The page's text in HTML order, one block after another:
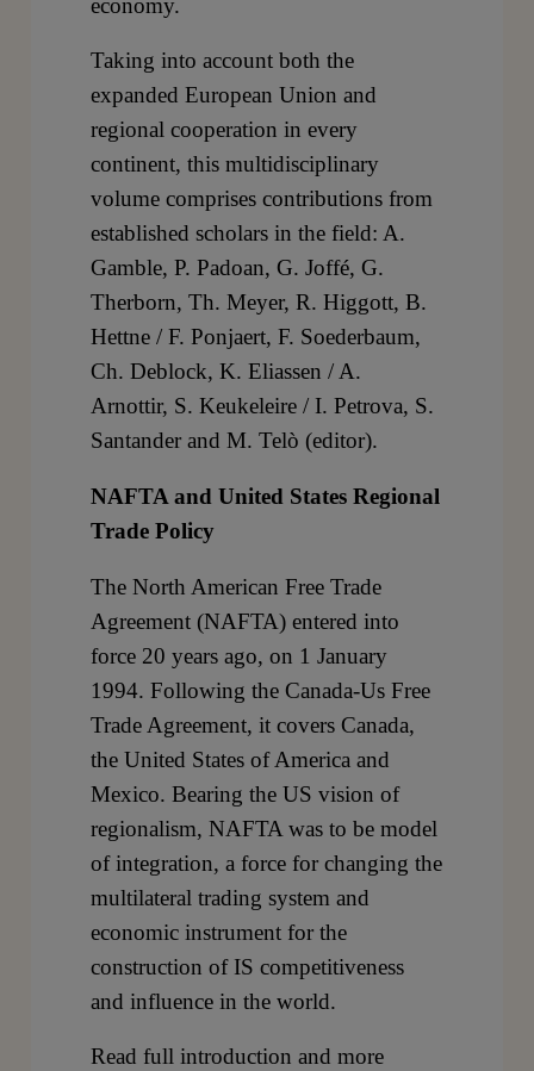
economy.
Taking into account both the
expanded European Union and
regional cooperation in every
continent, this multidisciplinary
volume comprises contributions from
established scholars in the field: A.
Gamble, P. Padoan, G. Joffé, G.
Therborn, Th. Meyer, R. Higgott, B.
Hettne / F. Ponjaert, F. Soederbaum,
Ch. Deblock, K. Eliassen / A.
Arnottir, S. Keukeleire / I. Petrova, S.
Santander and M. Telò (editor).
NAFTA and United States Regional
Trade Policy
The North American Free Trade
Agreement (NAFTA) entered into
force 20 years ago, on 1 January
1994. Following the Canada-Us Free
Trade Agreement, it covers Canada,
the United States of America and
Mexico. Bearing the US vision of
regionalism, NAFTA was to be model
of integration, a force for changing the
multilateral trading system and
economic instrument for the
construction of IS competitiveness
and influence in the world.
Read full introduction and more